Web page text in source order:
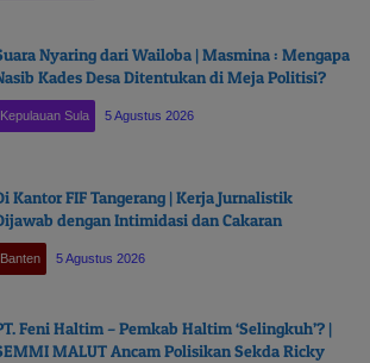
Nyaring dari Wailoba | Masmina : Mengapa
Kades Desa Ditentukan di Meja Politisi?
Kepulauan Sula 5 Agustus 2026
Kantor FIF Tangerang | Kerja Jurnalistik
dengan Intimidasi dan Cakaran
Banten 5 Agustus 2026
Feni Haltim – Pemkab Haltim ‘Selingkuh’? |
MALUT Ancam Polisikan Sekda Ricky